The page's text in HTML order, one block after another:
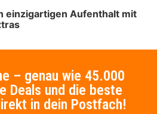
einzigartigen Aufenthalt mit
– genau wie 45.000
Deals und die beste
in dein Postfach!